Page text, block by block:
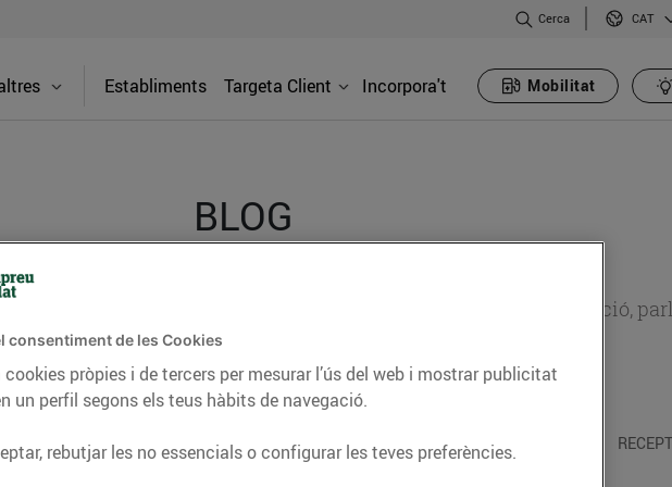
Cerca CAT
Establiments Targeta Client Incorpora't Mobilitat
BLOG
consells nutricionals, informació d’actualitat sobre alimentació,
del nostre territori i molts altres temes.
CONSELLS I HÀBITS SALUDABLES ENERGIA GASTRONOMIA I TRADICIONS
consentiment de les Cookies
pròpies i de tercers per mesurar l’ús del web i mostrar publicitat
un perfil segons els teus hàbits de navegació.
rebutjar les no essencials o configurar les teves preferències.